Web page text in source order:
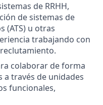
de RRHH,
de sistemas de
(ATS) u otras
trabajando con
colaborar de forma
través de unidades
funcionales,